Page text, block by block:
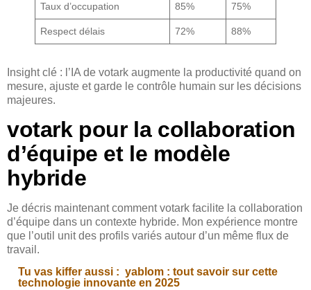
Taux d’occupation 85% 75%
Respect délais 72% 88%
Insight clé : l’IA de votark augmente la productivité quand on
mesure, ajuste et garde le contrôle humain sur les décisions
majeures.
votark pour la collaboration
d’équipe et le modèle
hybride
Je décris maintenant comment votark facilite la collaboration
d’équipe dans un contexte hybride. Mon expérience montre
que l’outil unit des profils variés autour d’un même flux de
travail.
Tu vas kiffer aussi : yablom : tout savoir sur cette
technologie innovante en 2025